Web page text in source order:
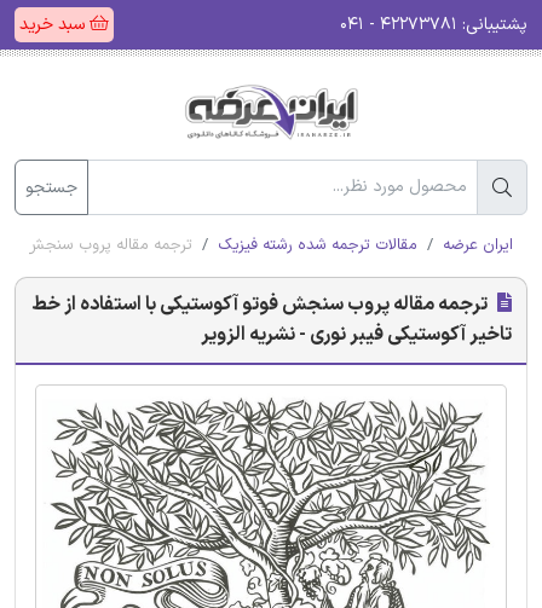
پشتیبانی: سبد خرید
جستجو
ایران عرضه مقالات ترجمه شده رشته فیزیک ترجمه مقاله پروب سنجش
ترجمه مقاله پروب سنجش فوتو آکوستیکی با استفاده از خط
تاخیر آکوستیکی فیبر نوری - نشریه الزویر